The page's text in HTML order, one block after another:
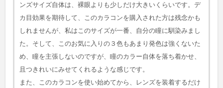
ンズサイズ自体は、裸眼よりも少しだけ大きいくらいです。デ
カ目効果を期待して、このカラコンを購入された方は残念かも
しれませんが、私はこのサイズが一番、自分の瞳に馴染みまし
た。そして、このお気に入りの３色もあまり発色は強くないた
め、瞳を主張しないのですが、瞳のカラー自体を落ち着かせ、
且つきれいにみせてくれるような感じです。
また、このカラコンを使い始めてから、レンズを装着するだけ